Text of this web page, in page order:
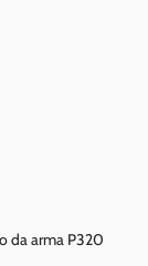
da arma P320